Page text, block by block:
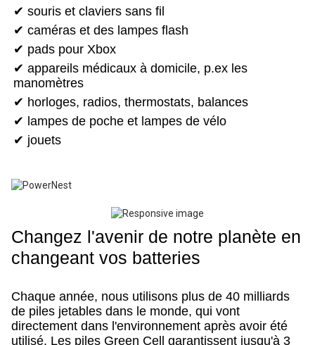
✔ souris et claviers sans fil
✔ caméras et des lampes flash
✔ pads pour Xbox
✔ appareils médicaux à domicile, p.ex les
manomètres
✔ horloges, radios, thermostats, balances
✔ lampes de poche et lampes de vélo
✔ jouets
Changez l'avenir de notre planète en
changeant vos batteries
Chaque année, nous utilisons plus de 40 milliards
de piles jetables dans le monde, qui vont
directement dans l'environnement après avoir été
utilisé. Les piles Green Cell garantissent jusqu'à 3